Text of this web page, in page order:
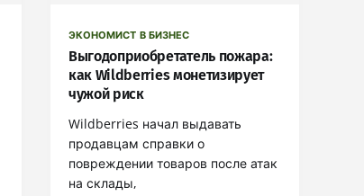
ЭКОНОМИСТ В БИЗНЕС
Выгодоприобретатель пожара:
как Wildberries монетизирует
чужой риск
Wildberries начал выдавать
продавцам справки о
повреждении товаров после атак
на склады,